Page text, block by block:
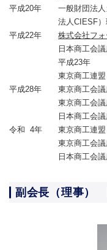
平成20年
一般財団法
法人CIESF
平成22年
株式会社フ
日本商工会
平成23年
東京商工連
平成28年
東京商工会
東京商工会
日本商工会
令和 4年
東京商工連
東京商工会
日本商工会
副会長（理事）